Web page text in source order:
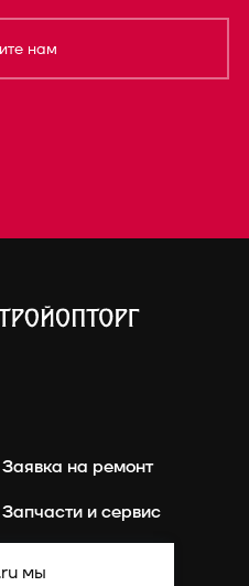
нам
Заявка на ремонт
Запчасти и сервис
мы